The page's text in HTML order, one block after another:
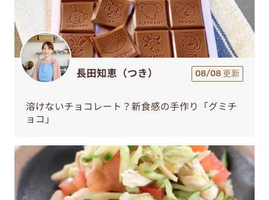
長田知恵（つき） 08/08 更新
溶けないチョコレート？新食感の手作り「グミチ
ョコ」